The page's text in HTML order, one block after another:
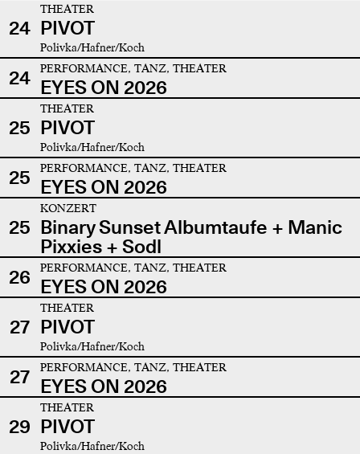
24
THEATER
PIVOT
Polivka/Hafner/Koch
24 PERFORMANCE, TANZ, THEATER
EYES ON 2026
25
THEATER
PIVOT
Polivka/Hafner/Koch
25 PERFORMANCE, TANZ, THEATER
EYES ON 2026
25
KONZERT
Binary Sunset Albumtaufe + Manic
Pixxies + Sodl
26
PERFORMANCE, TANZ, THEATER
EYES ON 2026
27
THEATER
PIVOT
Polivka/Hafner/Koch
27 PERFORMANCE, TANZ, THEATER
EYES ON 2026
29
THEATER
PIVOT
Polivka/Hafner/Koch